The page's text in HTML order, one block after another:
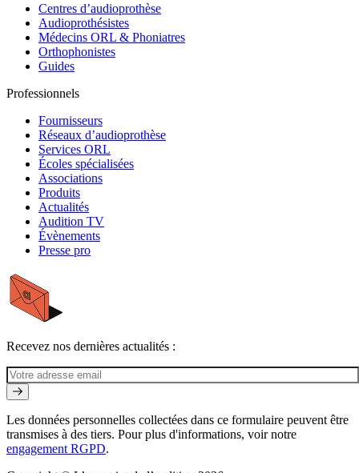
Centres d’audioprothèse
Audioprothésistes
Médecins ORL & Phoniatres
Orthophonistes
Guides
Professionnels
Fournisseurs
Réseaux d’audioprothèse
Services ORL
Écoles spécialisées
Associations
Produits
Actualités
Audition TV
Évènements
Presse pro
Recevez nos dernières actualités :
Les données personnelles collectées dans ce formulaire peuvent être
transmises à des tiers. Pour plus d'informations, voir notre
engagement RGPD.